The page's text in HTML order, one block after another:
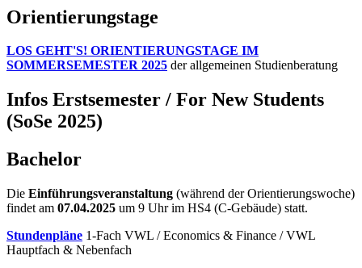
Orientierungstage
LOS GEHT'S! ORIENTIERUNGSTAGE IM
SOMMERSEMESTER 2025 der allgemeinen Studienberatung
Infos Erstsemester / For New Students
(SoSe 2025)
Bachelor
Die Einführungsveranstaltung (während der Orientierungswoche)
findet am 07.04.2025 um 9 Uhr im HS4 (C-Gebäude) statt.
Stundenpläne 1-Fach VWL / Economics & Finance / VWL
Hauptfach & Nebenfach